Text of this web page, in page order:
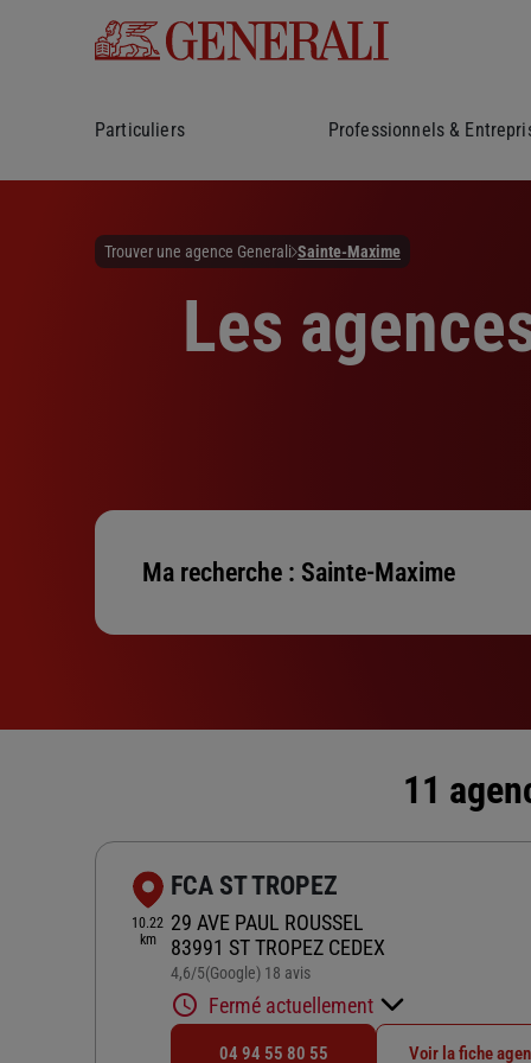
Particuliers Professionnels &
Trouver une agence Generali Sainte-Maxime
Les
Ma recherche : Sainte-Maxime
11
10.22
km
FCA ST TROPEZ
29 AVE PAUL ROUSSEL
83991 ST TROPEZ CEDEX
4,6/5Note de 4.6 sur 5
(Google) 18 avis
Fermé actuellement
04 94 55 80 55 Voir la fiche